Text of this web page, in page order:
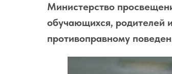
Министерство
обучающихся, родителей
противоправному